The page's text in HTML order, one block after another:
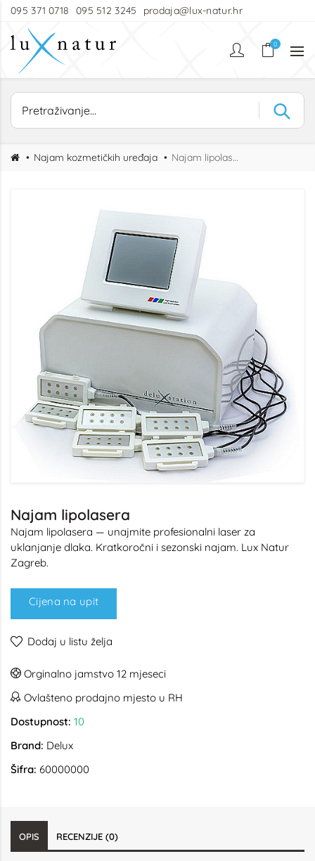
095 371 0718 095 512 3245 prodaja@lux-natur.hr
0
Najam kozmetičkih uređaja Najam lipolasera
Najam lipolasera
Najam lipolasera — unajmite profesionalni laser za
uklanjanje dlaka. Kratkoročni i sezonski najam. Lux Natur
Zagreb.
Cijena na upit
Dodaj u listu želja
Orginalno jamstvo 12 mjeseci
Ovlašteno prodajno mjesto u RH
Dostupnost: 10
Brand: Delux
Šifra: 60000000
OPIS RECENZIJE (0)